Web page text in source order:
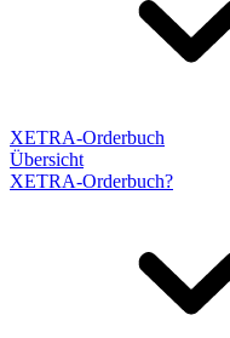
XETRA-Orderbuch
Übersicht
XETRA-Orderbuch?